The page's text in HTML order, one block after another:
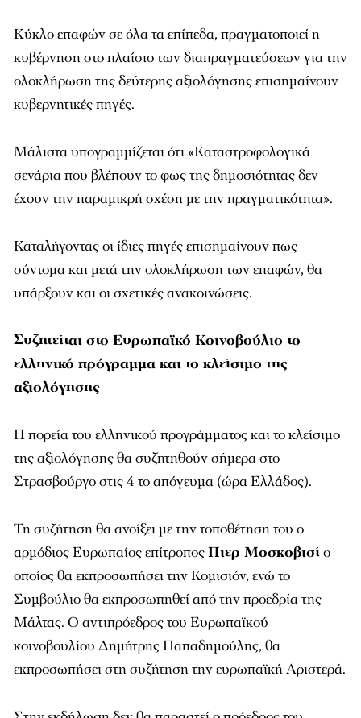
Κύκλο επαφών σε όλα τα επίπεδα, πραγματοποιεί η
κυβέρνηση στο πλαίσιο των διαπραγματεύσεων για την
ολοκλήρωση της δεύτερης αξιολόγησης επισημαίνουν
κυβερνητικές πηγές.
Μάλιστα υπογραμμίζεται ότι «Καταστροφολογικά
σενάρια που βλέπουν το φως της δημοσιότητας δεν
έχουν την παραμικρή σχέση με την πραγματικότητα».
Καταλήγοντας οι ίδιες πηγές επισημαίνουν πως
σύντομα και μετά την ολοκλήρωση των επαφών, θα
υπάρξουν και οι σχετικές ανακοινώσεις.
Συζητείται στο Ευρωπαϊκό Κοινοβούλιο το
ελληνικό πρόγραμμα και το κλείσιμο της
αξιολόγησης
Η πορεία του ελληνικού προγράμματος και το κλείσιμο
της αξιολόγησης θα συζητηθούν σήμερα στο
Στρασβούργο στις 4 το απόγευμα (ώρα Ελλάδος).
Τη συζήτηση θα ανοίξει με την τοποθέτηση του ο
αρμόδιος Ευρωπαίος επίτροποςΠιερ Μοσκοβισίο
οποίος θα εκπροσωπήσει την Κομισιόν, ενώ το
Συμβούλιο θα εκπροσωπηθεί από την προεδρία της
Μάλτας. Ο αντιπρόεδρος του Ευρωπαϊκού
κοινοβουλίου Δημήτρης Παπαδημούλης, θα
εκπροσωπήσει στη συζήτηση την ευρωπαϊκή Αριστερά.